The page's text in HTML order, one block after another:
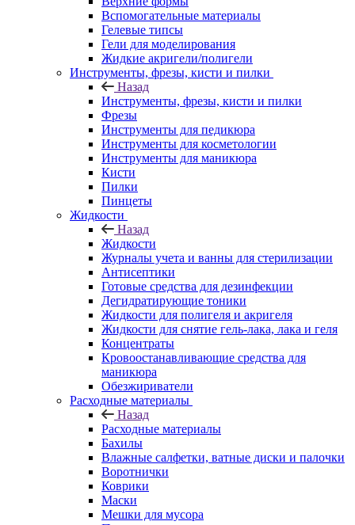
Вспомогательные материалы
Гелевые типсы
Гели для моделирования
Жидкие акригели/полигели
Инструменты, фрезы, кисти и пилки
Назад
Инструменты, фрезы, кисти и пилки
Фрезы
Инструменты для педикюра
Инструменты для косметологии
Инструменты для маникюра
Кисти
Пилки
Пинцеты
Жидкости
Назад
Жидкости
Журналы учета и ванны для стерилизации
Антисептики
Готовые средства для дезинфекции
Дегидратирующие тоники
Жидкости для полигеля и акригеля
Жидкости для снятие гель-лака, лака и геля
Концентраты
Кровоостанавливающие средства для
маникюра
Обезжириватели
Расходные материалы
Назад
Расходные материалы
Бахилы
Влажные салфетки, ватные диски и палочки
Воротнички
Коврики
Маски
Мешки для мусора